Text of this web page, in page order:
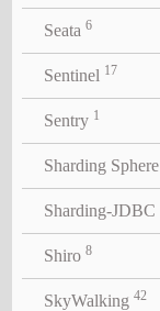
Seata 6
Sentinel 17
Sentry 1
Sharding Sphere
Sharding-JDBC
Shiro 8
SkyWalking 42